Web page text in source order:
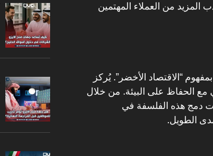
المزيد من العملاء المهتمين
“الاقتصاد الأخضر”. يُركز
مع الحفاظ على البيئة. من خلال
يمكن للشركات دمج هذه الفلسفة في
الطويل.